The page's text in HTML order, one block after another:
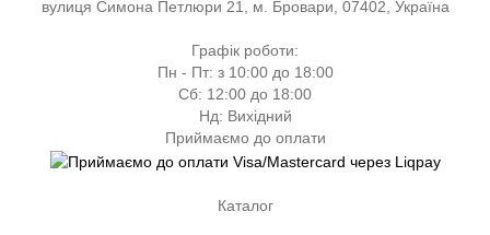
вулиця Симона Петлюри 21, м. Бровари, 07402, Україна
Графік роботи:
Пн - Пт: з 10:00 до 18:00
Сб: 12:00 до 18:00
Нд: Вихідний
Приймаємо до оплати
Каталог